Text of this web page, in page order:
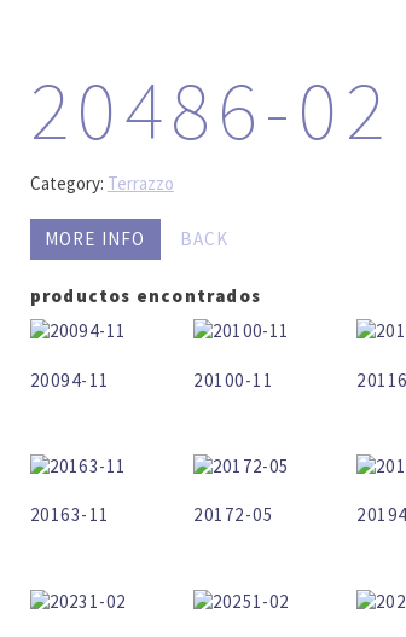
20486-02
Category: Terrazzo
MORE INFO BACK
productos encontrados
20094-11 20100-11
20163-11 20172-05